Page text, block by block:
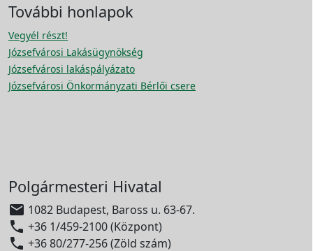
További honlapok
Vegyél részt!
Józsefvárosi Lakásügynökség
Józsefvárosi lakáspályázato
Józsefvárosi Önkormányzati Bérlői csere
Polgármesteri Hivatal
 1082 Budapest, Baross u. 63-67.
 +36 1/459-2100 (Központ)
 +36 80/277-256 (Zöld szám)